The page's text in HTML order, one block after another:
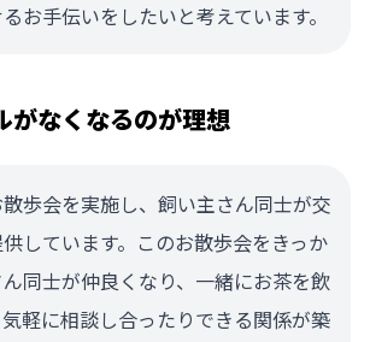
お手伝いをしたいと考えています。
がなくなるのが理想
歩会を実施し、飼い主さん同士が交
しています。このお散歩会をきっか
同士が仲良くなり、一緒にお茶を飲
軽に相談し合ったりできる関係が築